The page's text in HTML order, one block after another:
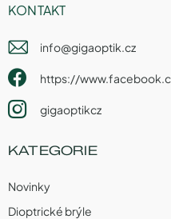
KONTAKT
info@gigaoptik.cz
https://
gigaoptikcz
KATEGORIE
Novinky
Dioptrické brýle